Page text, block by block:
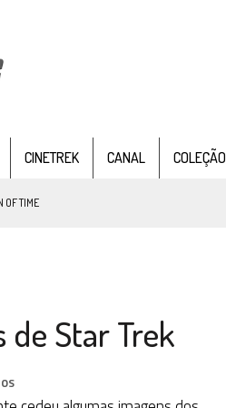
CINETREK CANAL COLEÇÃO
OF TIME
DE FÃS AXANAR HORAS APÓS ESTREIA
– “THE GRIFFIN INCIDENT” (4×02)
TREK
de Star Trek